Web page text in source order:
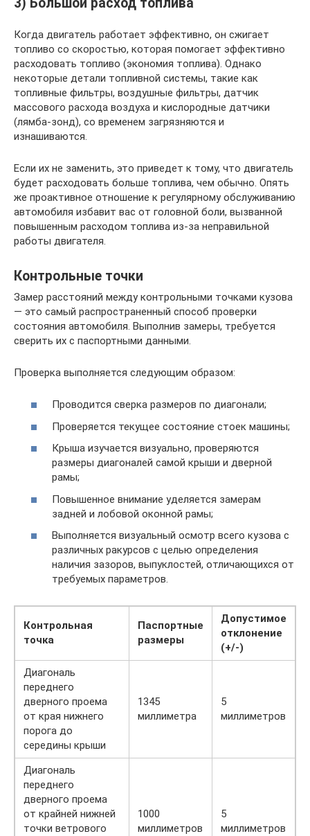
Когда двигатель работает эффективно, он сжигает
топливо со скоростью, которая помогает эффективно
расходовать топливо (экономия топлива). Однако
некоторые детали топливной системы, такие как
топливные фильтры, воздушные фильтры, датчик
массового расхода воздуха и кислородные датчики
(лямба-зонд), со временем загрязняются и
изнашиваются.
Если их не заменить, это приведет к тому, что двигатель
будет расходовать больше топлива, чем обычно. Опять
же проактивное отношение к регулярному обслуживанию
автомобиля избавит вас от головной боли, вызванной
повышенным расходом топлива из-за неправильной
работы двигателя.
Контрольные точки
Замер расстояний между контрольными точками кузова
— это самый распространенный способ проверки
состояния автомобиля. Выполнив замеры, требуется
сверить их с паспортными данными.
Проверка выполняется следующим образом:
Проводится сверка размеров по диагонали;
Проверяется текущее состояние стоек машины;
Крыша изучается визуально, проверяются
размеры диагоналей самой крыши и дверной
рамы;
Повышенное внимание уделяется замерам
задней и лобовой оконной рамы;
Выполняется визуальный осмотр всего кузова с
различных ракурсов с целью определения
наличия зазоров, выпуклостей, отличающихся от
требуемых параметров.
Контрольная
точка
Паспортные
размеры
Допустимое
отклонение
(+/-)
Диагональ
переднего
дверного проема
от края нижнего
порога до
середины крыши
1345
миллиметра
5
миллиметров
Диагональ
переднего
дверного проема
от крайней нижней
точки ветрового
1000
миллиметров
5
миллиметров